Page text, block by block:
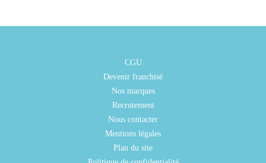
CGU
Devenir franchisé
Nos marques
Recrutement
Nous contacter
Mentions légales
Plan du site